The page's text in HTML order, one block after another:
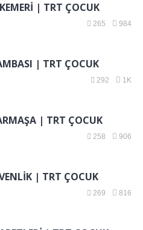
| TRT ÇOCUK
265 984
| TRT ÇOCUK
292 1K
| TRT ÇOCUK
258 906
| TRT ÇOCUK
269 816